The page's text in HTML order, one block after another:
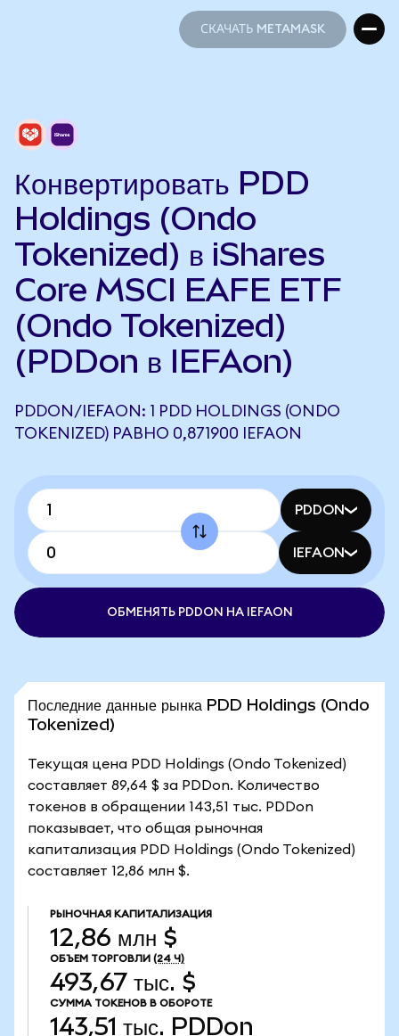
СКАЧАТЬ METAMASK
Конвертировать PDD
Holdings (Ondo
Tokenized) в iShares
Core MSCI EAFE ETF
(Ondo Tokenized)
(PDDon в IEFAon)
PDDON/IEFAON: 1 PDD HOLDINGS (ONDO
TOKENIZED) РАВНО 0,871900 IEFAON
PDDON
IEFAON
ОБМЕНЯТЬ PDDON НА IEFAON
Последние данные рынка PDD Holdings (Ondo
Tokenized)
Текущая цена PDD Holdings (Ondo Tokenized)
составляет 89,64 $ за PDDon. Количество
токенов в обращении 143,51 тыс. PDDon
показывает, что общая рыночная
капитализация PDD Holdings (Ondo Tokenized)
составляет 12,86 млн $.
РЫНОЧНАЯ КАПИТАЛИЗАЦИЯ
12,86 млн $
ОБЪЕМ ТОРГОВЛИ (24 Ч)
493,67 тыс. $
СУММА ТОКЕНОВ В ОБОРОТЕ
143,51 тыс. PDDon